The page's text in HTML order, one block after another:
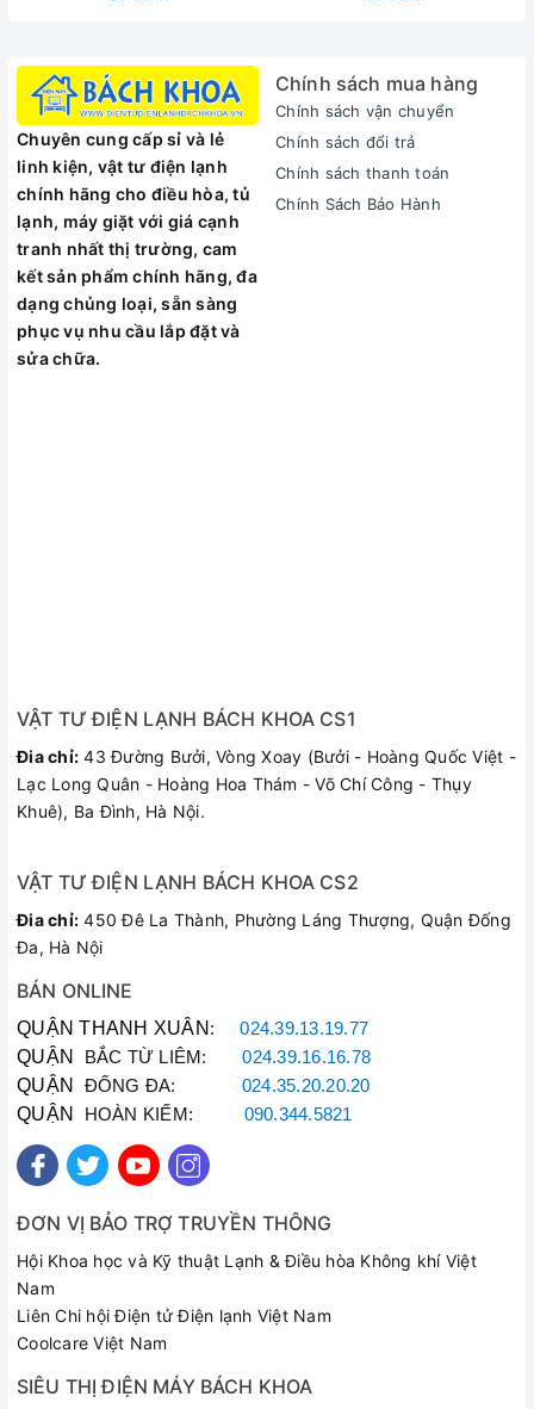
Chuyên cung cấp sỉ và lẻ
linh kiện, vật tư điện lạnh
chính hãng cho điều hòa, tủ
lạnh, máy giặt với giá cạnh
tranh nhất thị trường, cam
kết sản phẩm chính hãng, đa
dạng chủng loại, sẵn sàng
phục vụ nhu cầu lắp đặt và
sửa chữa.
Chính sách mua hàng
Chính sách vận chuyển
Chính sách đổi trả
Chính sách thanh toán
Chính Sách Bảo Hành
VẬT TƯ ĐIỆN LẠNH BÁCH KHOA CS1
Đia chỉ: 43 Đường Bưởi, Vòng Xoay (Bưởi - Hoàng Quốc Việt -
Lạc Long Quân - Hoàng Hoa Thám - Võ Chí Công - Thụy
Khuê), Ba Đình, Hà Nội.
VẬT TƯ ĐIỆN LẠNH BÁCH KHOA CS2
Đia chỉ: 450 Đê La Thành, Phường Láng Thượng, Quận Đống
Đa, Hà Nội
BÁN ONLINE
QUẬN THANH XUÂN :024.39.13.19.77
QUẬN BẮC TỪ LIÊM:024.39.16.16.78
QUẬN ĐỐNG ĐA: 024.35.20.20.20
QUẬN HOÀN KIẾM: 090.344.5821
ĐƠN VỊ BẢO TRỢ TRUYỀN THÔNG
Hội Khoa học và Kỹ thuật Lạnh & Điều hòa Không khí Việt
Nam
Liên Chi hội Điện tử Điện lạnh Việt Nam
Coolcare Việt Nam
SIÊU THỊ ĐIỆN MÁY BÁCH KHOA